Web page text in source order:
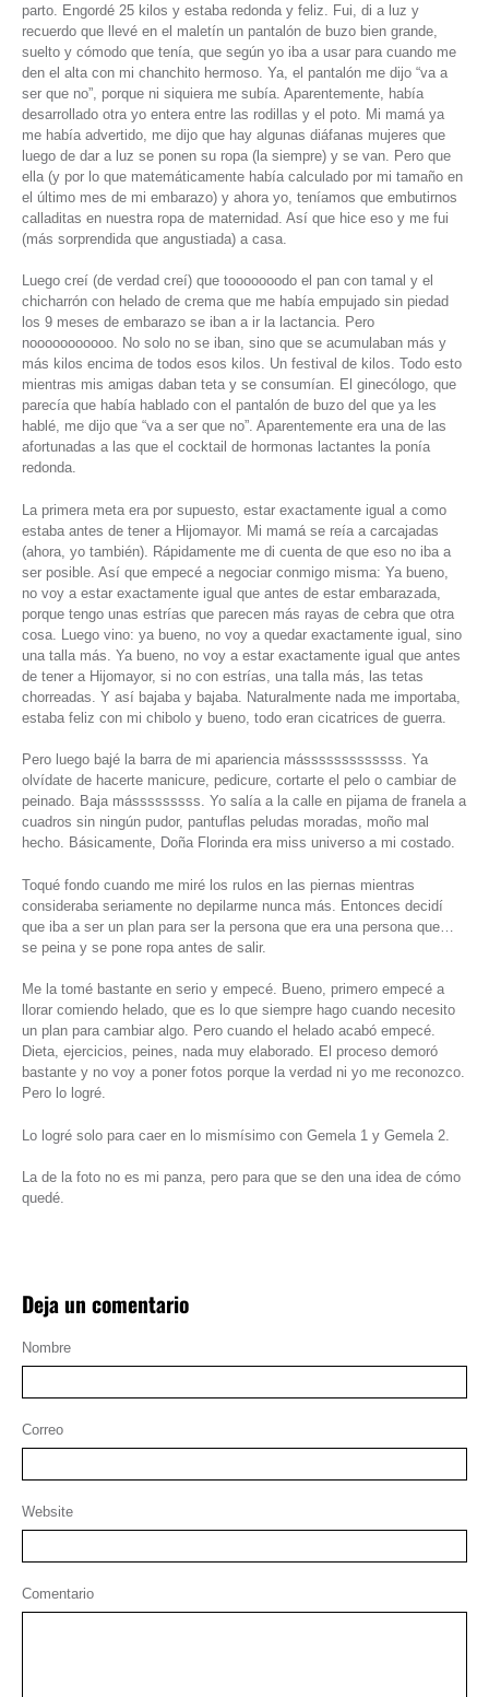
parto. Engordé 25 kilos y estaba redonda y feliz. Fui, di a luz y
recuerdo que llevé en el maletín un pantalón de buzo bien grande,
suelto y cómodo que tenía, que según yo iba a usar para cuando me
den el alta con mi chanchito hermoso. Ya, el pantalón me dijo “va a
ser que no”, porque ni siquiera me subía. Aparentemente, había
desarrollado otra yo entera entre las rodillas y el poto. Mi mamá ya
me había advertido, me dijo que hay algunas diáfanas mujeres que
luego de dar a luz se ponen su ropa (la siempre) y se van. Pero que
ella (y por lo que matemáticamente había calculado por mi tamaño en
el último mes de mi embarazo) y ahora yo, teníamos que embutirnos
calladitas en nuestra ropa de maternidad. Así que hice eso y me fui
(más sorprendida que angustiada) a casa.
Luego creí (de verdad creí) que tooooooodo el pan con tamal y el
chicharrón con helado de crema que me había empujado sin piedad
los 9 meses de embarazo se iban a ir la lactancia. Pero
nooooooooooo. No solo no se iban, sino que se acumulaban más y
más kilos encima de todos esos kilos. Un festival de kilos. Todo esto
mientras mis amigas daban teta y se consumían. El ginecólogo, que
parecía que había hablado con el pantalón de buzo del que ya les
hablé, me dijo que “va a ser que no”. Aparentemente era una de las
afortunadas a las que el cocktail de hormonas lactantes la ponía
redonda.
La primera meta era por supuesto, estar exactamente igual a como
estaba antes de tener a Hijomayor. Mi mamá se reía a carcajadas
(ahora, yo también). Rápidamente me di cuenta de que eso no iba a
ser posible. Así que empecé a negociar conmigo misma: Ya bueno,
no voy a estar exactamente igual que antes de estar embarazada,
porque tengo unas estrías que parecen más rayas de cebra que otra
cosa. Luego vino: ya bueno, no voy a quedar exactamente igual, sino
una talla más. Ya bueno, no voy a estar exactamente igual que antes
de tener a Hijomayor, si no con estrías, una talla más, las tetas
chorreadas. Y así bajaba y bajaba. Naturalmente nada me importaba,
estaba feliz con mi chibolo y bueno, todo eran cicatrices de guerra.
Pero luego bajé la barra de mi apariencia másssssssssssss. Ya
olvídate de hacerte manicure, pedicure, cortarte el pelo o cambiar de
peinado. Baja másssssssss. Yo salía a la calle en pijama de franela a
cuadros sin ningún pudor, pantuflas peludas moradas, moño mal
hecho. Básicamente, Doña Florinda era miss universo a mi costado.
Toqué fondo cuando me miré los rulos en las piernas mientras
consideraba seriamente no depilarme nunca más. Entonces decidí
que iba a ser un plan para ser la persona que era una persona que…
se peina y se pone ropa antes de salir.
Me la tomé bastante en serio y empecé. Bueno, primero empecé a
llorar comiendo helado, que es lo que siempre hago cuando necesito
un plan para cambiar algo. Pero cuando el helado acabó empecé.
Dieta, ejercicios, peines, nada muy elaborado. El proceso demoró
bastante y no voy a poner fotos porque la verdad ni yo me reconozco.
Pero lo logré.
Lo logré solo para caer en lo mismísimo con Gemela 1 y Gemela 2.
La de la foto no es mi panza, pero para que se den una idea de cómo
quedé.
Deja un comentario
Nombre
Correo
Website
Comentario